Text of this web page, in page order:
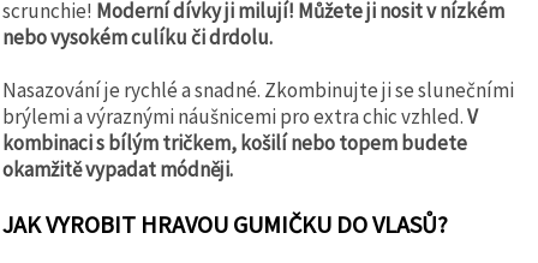
scrunchie! Moderní dívky ji milují! Můžete ji nosit v nízkém
nebo vysokém culíku či drdolu.
Nasazování je rychlé a snadné. Zkombinujte ji se slunečními
brýlemi a výraznými náušnicemi pro extra chic vzhled.V
kombinaci s bílým tričkem, košilí nebo topem budete
okamžitě vypadat módněji.
JAK VYROBIT HRAVOU GUMIČKU DO VLASŮ?